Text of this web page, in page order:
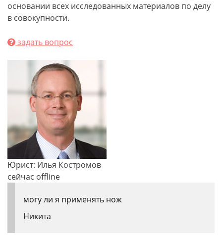
основании всех исследованных материалов по делу
в совокупности.
задать вопрос
Юрист: Илья Костромов
сейчас offline
могу ли я применять нож
Никита